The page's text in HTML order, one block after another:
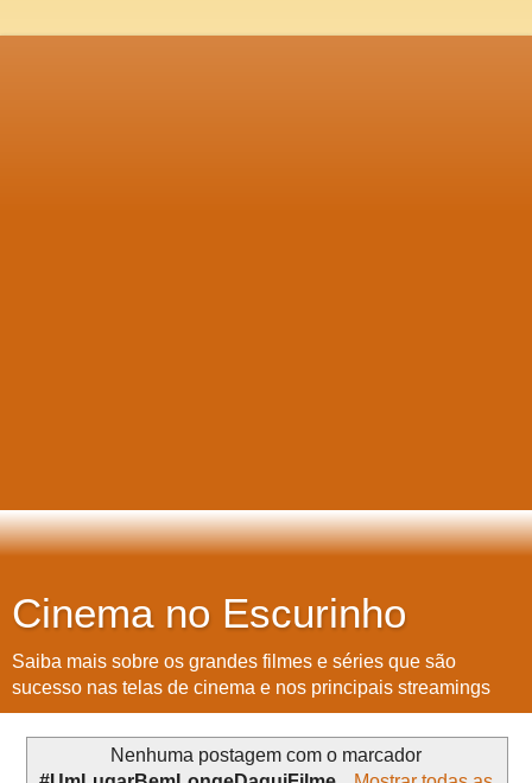
Cinema no Escurinho
Saiba mais sobre os grandes filmes e séries que são
sucesso nas telas de cinema e nos principais streamings
Nenhuma postagem com o marcador